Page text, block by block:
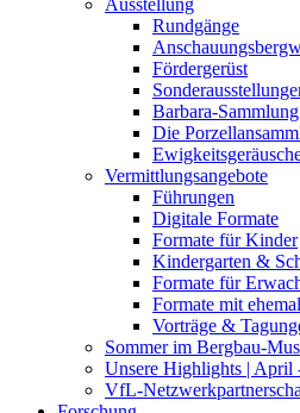
Ausstellung
Rundgänge
Fördergerüst
Barbara-Sammlung
Die
Vermittlungsangebote
Führungen
Digitale Formate
Formate für Kinder
Kindergarten &
Formate für
Formate mit
Vorträge &
Sommer im Bergbau-
Unsere Highlights | April
VfL-